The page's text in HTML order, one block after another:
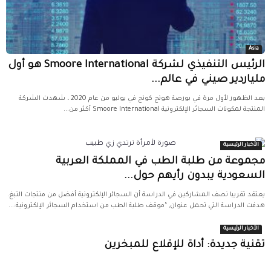
Asia
الرئيس التنفيذي لشركة Smoore International هو أول
ملياردير صيني في عالم...
بعد الظهور لأول مرة في بورصة هونج كونج في يوليو من عام 2020 ، شهدت الشركة
المنتجة لمكونات السجائر الإلكترونية Smoore International أكثر من...
الأخبار الرئيسية
مجموعة من طلبة الطب في المملكة العربية
السعودية يبدون رأيهم حول...
يعتقد تقريبا نصف المشاركين في الدراسة أن السجائر الإلكترونية أفضل من منتجات التبغ.
هدفت الدراسة التي تحمل عنوان, “موقف طلبة الطب من استخدام السجائر الإلكترونية:...
الأخبار الرئيسية
تقنية جديدة: أداة للإقلاع للمبخرين